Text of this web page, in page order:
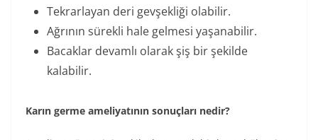
Tekrarlayan deri gevşekliği olabilir.
Ağrının sürekli hale gelmesi yaşanabilir.
Bacaklar devamlı olarak şiş bir şekilde
kalabilir.
Karın germe ameliyatının sonuçları nedir?